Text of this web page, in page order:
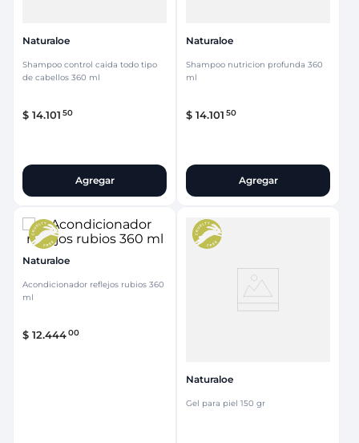
Naturaloe
Shampoo control caida todo tipo
de cabellos 360 ml
$ 14.101 50
Agregar
Naturaloe
Shampoo nutricion profunda 360
ml
$ 14.101 50
Agregar
Naturaloe
Acondicionador reflejos rubios 360
ml
$ 12.44400
Naturaloe
Gel para piel 150 gr